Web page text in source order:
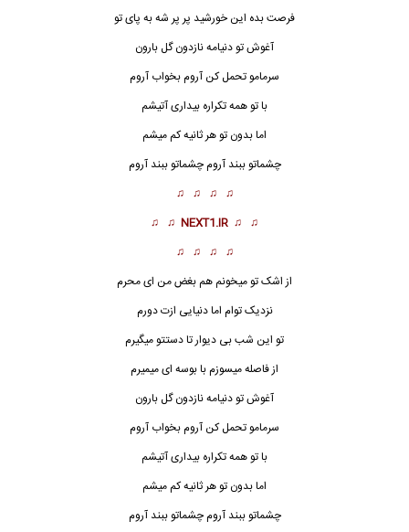
فرصت بده این خورشید پر پر شه به پای تو
آغوش تو دنیامه نازدون گل بارون
سرمامو تحمل کن آروم بخواب آروم
با تو همه تکراره بیداری آتیشم
اما بدون تو هر ثانیه کم میشم
چشماتو ببند آروم چشماتو ببند آروم
♫ ♫ ♫ ♫
♫ ♫
NEXT1.IR
♫ ♫
♫ ♫ ♫ ♫
از اشک تو میخونم هم بغض من ای محرم
نزدیک توام اما دنیایی ازت دورم
تو این شب بی دیوار تا دستتو میگیرم
از فاصله میسوزم با بوسه ای میمیرم
آغوش تو دنیامه نازدون گل بارون
سرمامو تحمل کن آروم بخواب آروم
با تو همه تکراره بیداری آتیشم
اما بدون تو هر ثانیه کم میشم
چشماتو ببند آروم چشماتو ببند آروم